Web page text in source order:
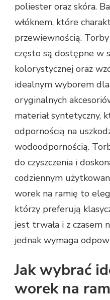
poliester oraz skóra.
włóknem, które
przewiewnością.
często są dostępne w
kolorystycznej oraz
idealnym wyborem
oryginalnych
materiał syntetyczny,
odpornością na
wodoodpornością.
do czyszczenia i
codziennym
worek na ramię to
którzy preferują
jest trwała i z czasem
jednak wymaga
Jak wybrać
worek na